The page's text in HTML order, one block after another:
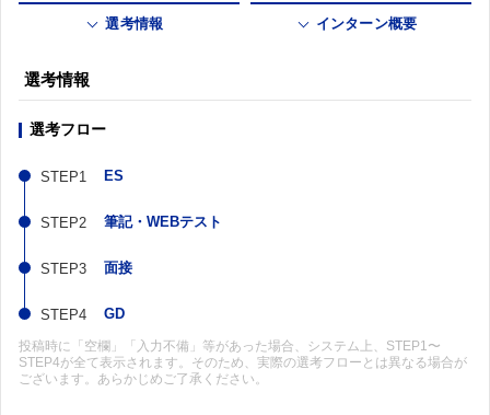
選考情報 インターン概要
選考情報
選考フロー
ES
筆記・WEBテスト
面接
GD
投稿時に「空欄」「入力不備」等があった場合、システム上、STEP1〜
STEP4が全て表示されます。そのため、実際の選考フローとは異なる場合が
ございます。あらかじめご了承ください。